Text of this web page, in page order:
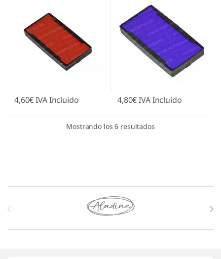
4,60€IVA Incluido 4,80€IVA Incluido
Mostrando los 6 resultados
Marcas De Carrusel